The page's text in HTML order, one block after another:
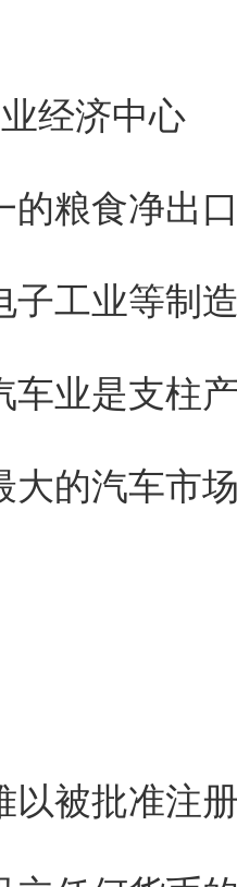
经济中心
的粮食净出
子工业等制
车业是支柱
大的汽车市
以被批准注